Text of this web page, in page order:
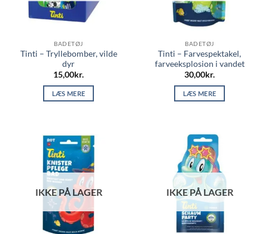
BADETØJ
Tinti – Tryllebomber, vilde
dyr
15,00kr.
LÆS MERE
BADETØJ
Tinti – Farvespektakel,
farveeksplosion i vandet
30,00kr.
LÆS MERE
IKKE PÅ LAGER IKKE PÅ LAGER